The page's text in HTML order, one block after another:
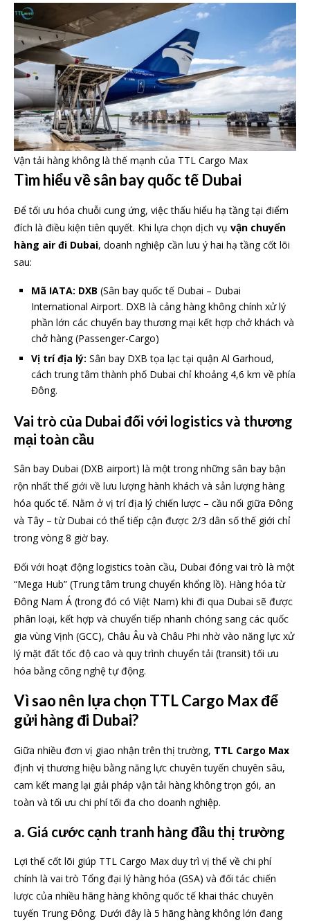
Vận tải hàng không là thế mạnh của TTL Cargo Max
Tìm hiểu về sân bay quốc tế Dubai
Để tối ưu hóa chuỗi cung ứng, việc thấu hiểu hạ tầng tại điểm
đích là điều kiện tiên quyết. Khi lựa chọn dịch vụ vận chuyển
hàng air đi Dubai, doanh nghiệp cần lưu ý hai hạ tầng cốt lõi
sau:
Mã IATA: DXB (Sân bay quốc tế Dubai – Dubai
International Airport. DXB là cảng hàng không chính xử lý
phần lớn các chuyến bay thương mại kết hợp chở khách và
chở hàng (Passenger-Cargo)
Vị trí địa lý: Sân bay DXB tọa lạc tại quận Al Garhoud,
cách trung tâm thành phố Dubai chỉ khoảng 4,6 km về phía
Đông.
Vai trò của Dubai đối với logistics và thương
mại toàn cầu
Sân bay Dubai (DXB airport) là một trong những sân bay bận
rộn nhất thế giới về lưu lượng hành khách và sản lượng hàng
hóa quốc tế. Nằm ở vị trí địa lý chiến lược – cầu nối giữa Đông
và Tây – từ Dubai có thể tiếp cận được 2/3 dân số thế giới chỉ
trong vòng 8 giờ bay.
Đối với hoạt động logistics toàn cầu, Dubai đóng vai trò là một
“Mega Hub” (Trung tâm trung chuyển khổng lồ). Hàng hóa từ
Đông Nam Á (trong đó có Việt Nam) khi đi qua Dubai sẽ được
phân loại, kết hợp và chuyển tiếp nhanh chóng sang các quốc
gia vùng Vịnh (GCC), Châu Âu và Châu Phi nhờ vào năng lực xử
lý mặt đất tốc độ cao và quy trình chuyển tải (transit) tối ưu
hóa bằng công nghệ tự động.
Vì sao nên lựa chọn TTL Cargo Max để
gửi hàng đi Dubai?
Giữa nhiều đơn vị giao nhận trên thị trường, TTL Cargo Max
định vị thương hiệu bằng năng lực chuyên tuyến chuyên sâu,
cam kết mang lại giải pháp vận tải hàng không trọn gói, an
toàn và tối ưu chi phí tối đa cho doanh nghiệp.
a. Giá cước cạnh tranh hàng đầu thị trường
Lợi thế cốt lõi giúp TTL Cargo Max duy trì vị thế về chi phí
chính là vai trò Tổng đại lý hàng hóa (GSA) và đối tác chiến
lược của nhiều hãng hàng không quốc tế khai thác chuyên
tuyến Trung Đông. Dưới đây là 5 hãng hàng không lớn đang